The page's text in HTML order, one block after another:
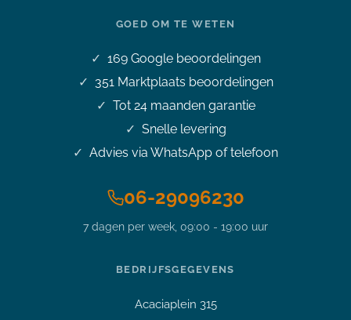
GOED OM TE WETEN
169Google beoordelingen
351Marktplaats beoordelingen
Tot 24 maanden garantie
Snelle levering
Advies via WhatsApp of telefoon
06-29096230
7 dagen per week, 09:00 - 19:00 uur
BEDRIJFSGEGEVENS
Acaciaplein 315